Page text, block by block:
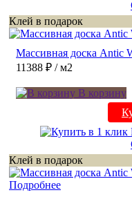
Клей в подарок
Массивная доска Antic
11388 ₽ / м2
В корзину
Клей в подарок
Подробнее